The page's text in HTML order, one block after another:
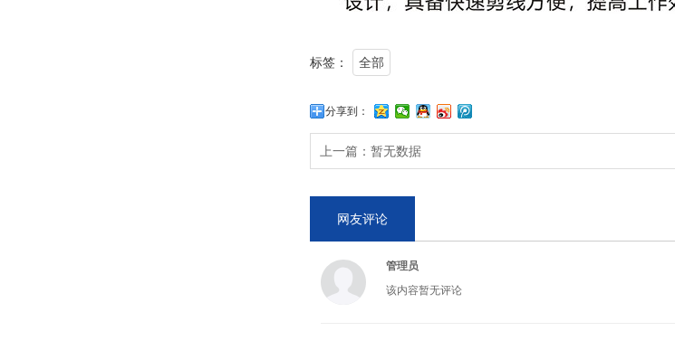
标签： 全部
分享到：
上一篇： 暂无数据
网友评论
管理员
该内容暂无评论